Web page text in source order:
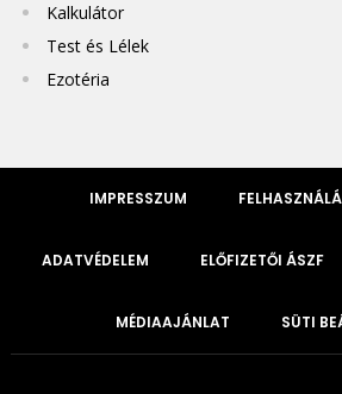
Kalkulátor
Test és Lélek
Ezotéria
IMPRESSZUM
ADATVÉDELEM ELŐFIZETŐI ÁSZF
MÉDIAAJÁNLAT SÜTI